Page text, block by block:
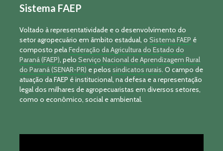
Sistema FAEP
Voltado à representatividade e o desenvolvimento do
setor agropecuário em âmbito estadual, o Sistema FAEP é
composto pelaFederação da Agricultura do Estado do
Paraná (FAEP), pelo Serviço Nacional de Aprendizagem Rural
do Paraná (SENAR-PR) e pelos sindicatos rurais. O campo de
atuação da FAEP é institucional, na defesa e a representação
legal dos milhares de agropecuaristas em diversos setores,
como o econômico, social e ambiental.